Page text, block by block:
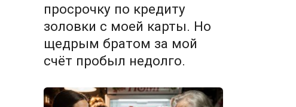
просрочку по кредиту
золовки с моей карты. Но
щедрым братом за мой
счёт пробыл недолго.